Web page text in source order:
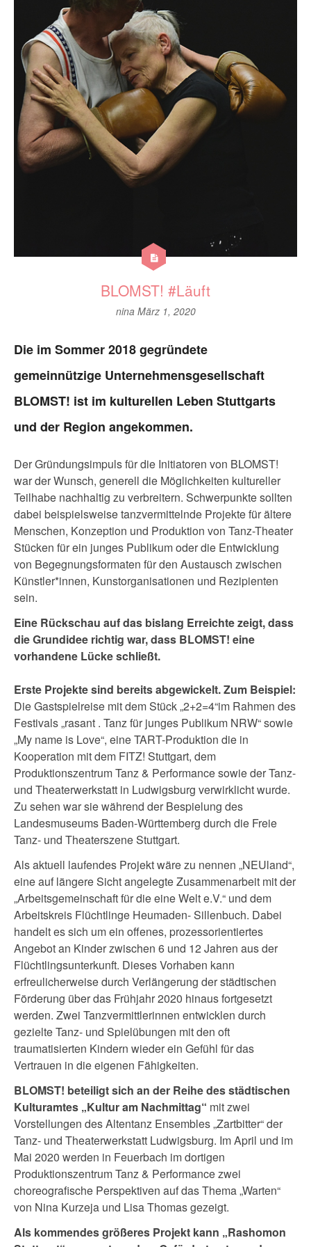
BLOMST! #Läuft
nina März 1, 2020
Die im Sommer 2018 gegründete
gemeinnützige Unternehmensgesellschaft
BLOMST! ist im kulturellen Leben Stuttgarts
und der Region angekommen.
Der Gründungsimpuls für die Initiatoren von BLOMST!
war der Wunsch, generell die Möglichkeiten kultureller
Teilhabe nachhaltig zu verbreitern. Schwerpunkte sollten
dabei beispielsweise tanzvermittelnde Projekte für ältere
Menschen, Konzeption und Produktion von Tanz-Theater
Stücken für ein junges Publikum oder die Entwicklung
von Begegnungsformaten für den Austausch zwischen
Künstler*innen, Kunstorganisationen und Rezipienten
sein.
Eine Rückschau auf das bislang Erreichte zeigt, dass
die Grundidee richtig war, dass BLOMST! eine
vorhandene Lücke schließt.
Erste Projekte sind bereits abgewickelt. Zum Beispiel:
Die Gastspielreise mit dem Stück „2+2=4“im Rahmen des
Festivals „rasant . Tanz für junges Publikum NRW“ sowie
„My name is Love“, eine TART-Produktion die in
Kooperation mit dem FITZ! Stuttgart, dem
Produktionszentrum Tanz & Performance sowie der Tanz-
und Theaterwerkstatt in Ludwigsburg verwirklicht wurde.
Zu sehen war sie während der Bespielung des
Landesmuseums Baden-Württemberg durch die Freie
Tanz- und Theaterszene Stuttgart.
Als aktuell laufendes Projekt wäre zu nennen „NEUland“,
eine auf längere Sicht angelegte Zusammenarbeit mit der
„Arbeitsgemeinschaft für die eine Welt e.V.“ und dem
Arbeitskreis Flüchtlinge Heumaden- Sillenbuch. Dabei
handelt es sich um ein offenes, prozessorientiertes
Angebot an Kinder zwischen 6 und 12 Jahren aus der
Flüchtlingsunterkunft. Dieses Vorhaben kann
erfreulicherweise durch Verlängerung der städtischen
Förderung über das Frühjahr 2020 hinaus fortgesetzt
werden. Zwei Tanzvermittlerinnen entwicklen durch
gezielte Tanz- und Spielübungen mit den oft
traumatisierten Kindern wieder ein Gefühl für das
Vertrauen in die eigenen Fähigkeiten.
BLOMST! beteiligt sich an der Reihe des städtischen
Kulturamtes „Kultur am Nachmittag“ mit zwei
Vorstellungen des Altentanz Ensembles „Zartbitter“ der
Tanz- und Theaterwerkstatt Ludwigsburg. Im April und im
Mai 2020 werden in Feuerbach im dortigen
Produktionszentrum Tanz & Performance zwei
choreografische Perspektiven auf das Thema „Warten“
von Nina Kurzeja und Lisa Thomas gezeigt.
Als kommendes größeres Projekt kann „Rashomon